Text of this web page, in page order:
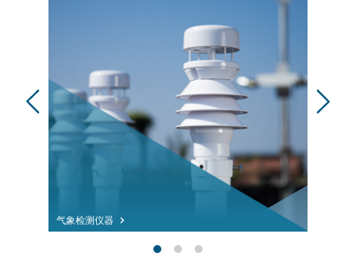
气象检测仪器